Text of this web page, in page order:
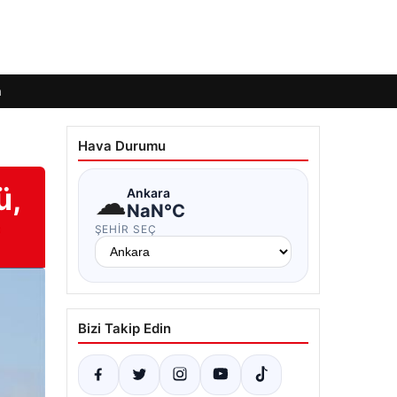
Hava Durumu
☁Ankara
NaN°C
ŞEHIR SEÇ
Bizi Takip Edin